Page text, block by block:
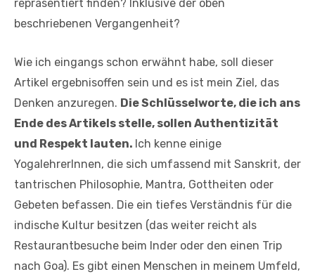
repräsentiert finden? Inklusive der oben
beschriebenen Vergangenheit?
Wie ich eingangs schon erwähnt habe, soll dieser
Artikel ergebnisoffen sein und es ist mein Ziel, das
Denken anzuregen. Die Schlüsselworte, die ich ans
Ende des Artikels stelle, sollen Authentizität
und Respekt lauten. Ich kenne einige
YogalehrerInnen, die sich umfassend mit Sanskrit, der
tantrischen Philosophie, Mantra, Gottheiten oder
Gebeten befassen. Die ein tiefes Verständnis für die
indische Kultur besitzen (das weiter reicht als
Restaurantbesuche beim Inder oder den einen Trip
nach Goa). Es gibt einen Menschen in meinem Umfeld,